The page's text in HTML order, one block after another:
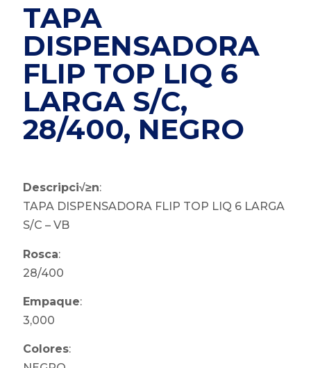
TAPA
DISPENSADORA
FLIP TOP LIQ 6
LARGA S/C,
28/400, NEGRO
Descripci√≥n:
TAPA DISPENSADORA FLIP TOP LIQ 6 LARGA
S/C – VB
Rosca:
28/400
Empaque:
3,000
Colores: